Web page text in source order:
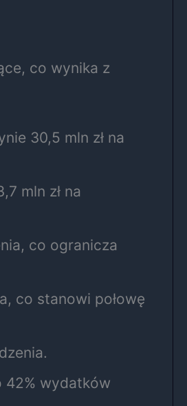
co wynika z
30,5 mln zł na
mln zł na
co ogranicza
co stanowi połowę
42% wydatków